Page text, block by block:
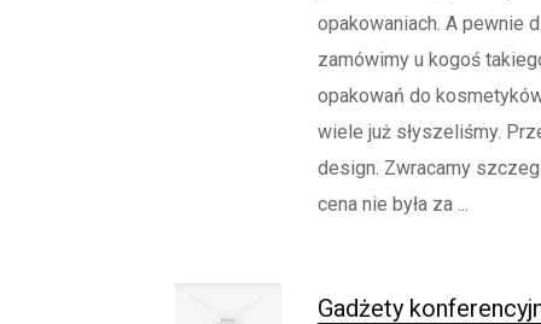
opakowaniach. A pewnie
zamówimy u kogoś
opakowań do
wiele już słyszeliśmy.
design. Zwracamy
cena nie była za ...
Gadżety